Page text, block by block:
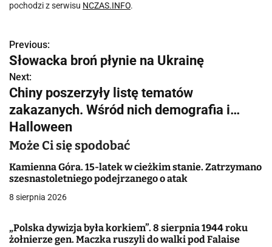
pochodzi z serwisu NCZAS.INFO.
N
a
w
i
g
a
c
a
Previous:
Słowacka broń płynie na Ukrainę
Next:
Chiny poszerzyły listę tematów
zakazanych. Wśród nich demografia i…
Halloween
Może Ci się spodobać
Kamienna Góra. 15-latek w cieżkim stanie. Zatrzymano
szesnastoletniego podejrzanego o atak
8 sierpnia 2026
„Polska dywizja była korkiem”. 8 sierpnia 1944 roku
żołnierze gen. Maczka ruszyli do walki pod Falaise